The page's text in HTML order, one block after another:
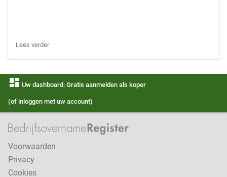
Lees verder
dashboard Uw dashboard: Gratis aanmelden als koper
(of inloggen met uw account)
Voorwaarden
Privacy
Cookies